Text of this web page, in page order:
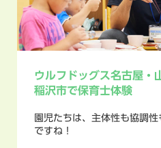
ウルフドッグス名古屋・
稲沢市で保育士体験
園児たちは、主体性も協調
ですね！